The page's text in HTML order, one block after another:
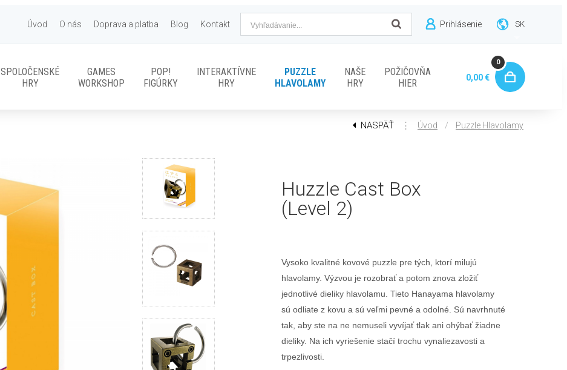
SK
Úvod O nás Doprava a platba Blog Kontakt
SPOLOČENSKÉ
HRY
GAMES
WORKSHOP
POP!
FIGÚRKY
INTERAKTÍVNE
HRY
PUZZLE
HLAVOLAMY
NAŠE
HRY
POŽIČOVŇA
HIER
Prihlásenie
0,00 €
0
NASPÄŤ ⋮ Úvod / Puzzle Hlavolamy
Huzzle Cast Box
(Level 2)
Vysoko kvalitné kovové puzzle pre tých, ktorí milujú
hlavolamy. Výzvou je rozobrať a potom znova zložiť
jednotlivé dieliky hlavolamu. Tieto Hanayama hlavolamy
sú odliate z kovu a sú veľmi pevné a odolné. Sú navrhnuté
tak, aby ste na ne nemuseli vyvíjať tlak ani ohýbať žiadne
dieliky. Na ich vyriešenie stačí trochu vynaliezavosti a
trpezlivosti.